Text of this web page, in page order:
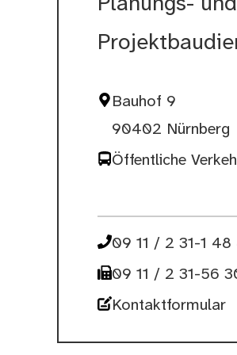
Bauhof 9
90402 Nürnberg
Öffentliche
09 11 / 2 31-1 48
09 11 / 2 31-56
Kontaktformular